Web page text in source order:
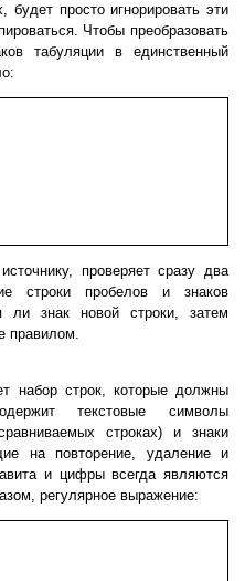
будет просто игнорировать эти
Чтобы преобразовать
табуляции в единственный
проверяет сразу два
строки пробелов и знаков
ли знак новой строки, затем
правилом.
набор строк, которые должны
текстовые символы
строках) и знаки
на повторение, удаление и
и цифры всегда являются
регулярное выражение: